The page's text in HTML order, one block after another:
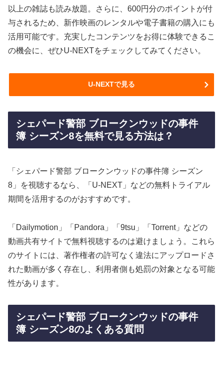
以上の雑誌も読み放題。さらに、600円分のポイントが付
与されるため、新作映画のレンタルや電子書籍の購入にも
活用可能です。充実したコンテンツをお得に体験できるこ
の機会に、ぜひU-NEXTをチェックしてみてください。
U-NEXTで見る
シェパード警部 ブロークンウッドの事件
簿 シーズン8を無料で見る方法は？
「シェパード警部 ブロークンウッドの事件簿 シーズン
8」を視聴するなら、「U-NEXT」などの無料トライアル
期間を活用するのがおすすめです。
「Dailymotion」「Pandora」「9tsu」「Torrent」などの
動画共有サイトで無料視聴するのは避けましょう。これら
のサイトには、著作権者の許可なく違法にアップロードさ
れた動画が多く存在し、利用者側も処罰の対象となる可能
性があります。
シェパード警部 ブロークンウッドの事件
簿 シーズン8のよくある質問